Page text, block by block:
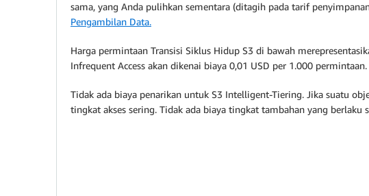
sama, yang Anda pulihkan sementara (ditagih pada tarif
Pengambilan Data.
Harga permintaan Transisi Siklus Hidup S3 di bawah
Infrequent Access akan dikenai biaya 0,01 USD per 1.000 permintaan.
Tidak ada biaya penarikan untuk S3 Intelligent-Tiering. Jika suatu
tingkat akses sering. Tidak ada biaya tingkat tambahan yang